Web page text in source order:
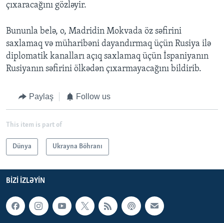
çıxaracağını gözləyir.
Bununla belə, o, Madridin Mokvada öz səfirini
saxlamaq və müharibəni dayandırmaq üçün Rusiya ilə
diplomatik kanalları açıq saxlamaq üçün İspaniyanın
Rusiyanın səfirini ölkədən çıxarmayacağını bildirib.
Paylaş Follow us
This item is part of
Dünya Ukrayna Böhranı
BIZI IZLƏYIN